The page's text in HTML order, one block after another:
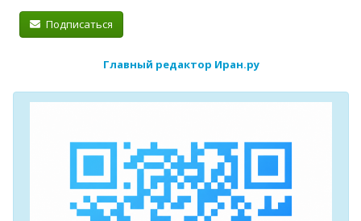
Подписаться
Главный редактор Иран.ру